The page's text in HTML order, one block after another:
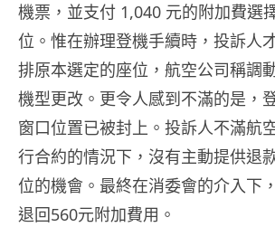
機票，並支付 1,040 元的附加費選
位。惟在辦理登機手續時，投訴人
排原本選定的座位，航空公司稱調
機型更改。更令人感到不滿的是，
窗口位置已被封上。投訴人不滿航
行合約的情況下，沒有主動提供退
位的機會。最終在消委會的介入下
退回560元附加費用。